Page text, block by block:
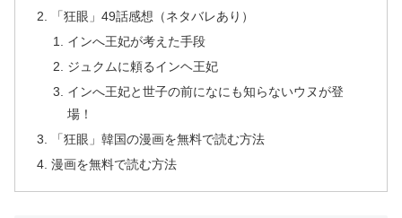
「狂眼」49話感想（ネタバレあり）
インへ王妃が考えた手段
ジュクムに頼るインヘ王妃
インへ王妃と世子の前になにも知らないウヌが登
場！
「狂眼」韓国の漫画を無料で読む方法
漫画を無料で読む方法